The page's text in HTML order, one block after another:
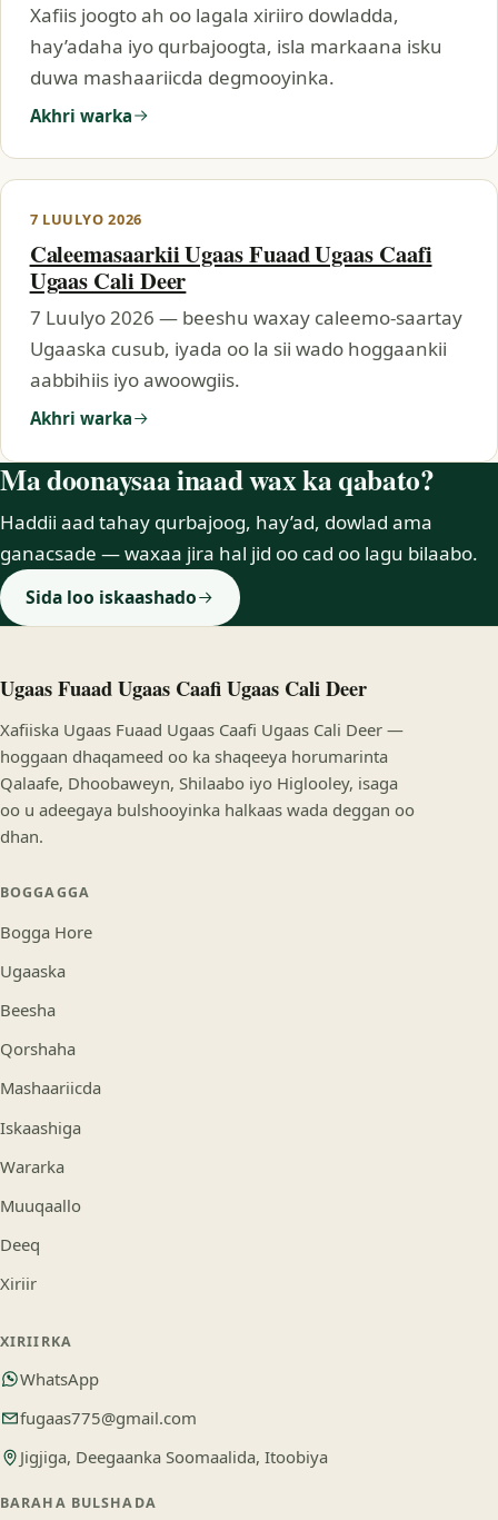
Xafiis joogto ah oo lagala xiriiro dowladda,
hay’adaha iyo qurbajoogta, isla markaana isku
duwa mashaariicda degmooyinka.
Akhri warka
7 LUULYO 2026
Caleemasaarkii Ugaas Fuaad Ugaas Caafi
Ugaas Cali Deer
7 Luulyo 2026 — beeshu waxay caleemo-saartay
Ugaaska cusub, iyada oo la sii wado hoggaankii
aabbihiis iyo awoowgiis.
Akhri warka
Ma doonaysaa inaad wax ka qabato?
Haddii aad tahay qurbajoog, hay’ad, dowlad ama
ganacsade — waxaa jira hal jid oo cad oo lagu bilaabo.
Sida loo iskaashado
Ugaas Fuaad Ugaas Caafi Ugaas Cali Deer
Xafiiska Ugaas Fuaad Ugaas Caafi Ugaas Cali Deer —
hoggaan dhaqameed oo ka shaqeeya horumarinta
Qalaafe, Dhoobaweyn, Shilaabo iyo Higlooley, isaga
oo u adeegaya bulshooyinka halkaas wada deggan oo
dhan.
BOGGAGGA
Bogga Hore
Ugaaska
Beesha
Qorshaha
Mashaariicda
Iskaashiga
Wararka
Muuqaallo
Deeq
Xiriir
XIRIIRKA
WhatsApp
fugaas775@gmail.com
Jigjiga, Deegaanka Soomaalida, Itoobiya
BARAHA BULSHADA